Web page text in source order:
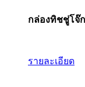
กล่องทิชชู่โจ๊
รายละเอียด